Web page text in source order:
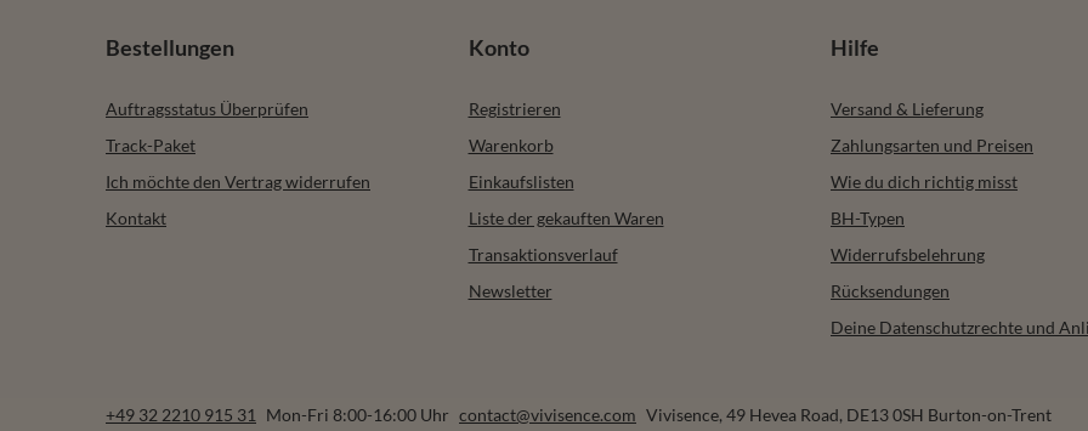
Bestellungen
Auftragsstatus Überprüfen
Track-Paket
Ich möchte den Vertrag widerrufen
Kontakt
Konto
Registrieren
Warenkorb
Einkaufslisten
Liste der gekauften Waren
Transaktionsverlauf
Newsletter
Hilfe
Versand & Lieferung
Zahlungsarten und Preisen
Wie du dich richtig misst
BH-Typen
Widerrufsbelehrung
Rücksendungen
Deine Datenschutzrechte und
+49 32 2210 915 31 Mon-Fri 8:00-16:00 Uhr contact@vivisence.com Vivisence, 49 Hevea Road, DE13 0SH Burton-on-Trent